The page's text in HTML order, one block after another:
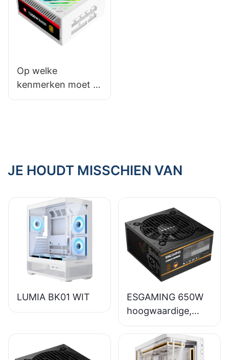
Op welke
kenmerken moet u
letten bij een
JE HOUDT MISSCHIEN VAN
LUMIA BK01 WIT
ESGAMING 650W
hoogwaardige,
volledig functionele
desktop-pc-
voeding met 85%